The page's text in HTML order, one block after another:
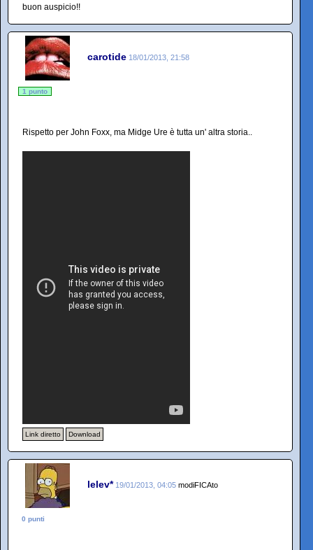
buon auspicio!!
carotide 18/01/2013, 21:58
1 punto
Rispetto per John Foxx, ma Midge Ure è tutta un' altra storia..
Link diretto Download
lelev* 19/01/2013, 04:05 modiFICAto
0 punti